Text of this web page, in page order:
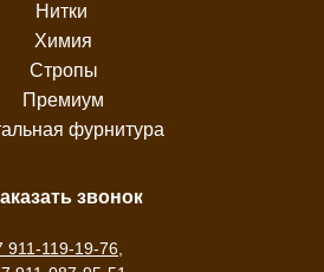
Нитки
Химия
Стропы
Премиум
фурнитура
звонок
911-119-19-76,